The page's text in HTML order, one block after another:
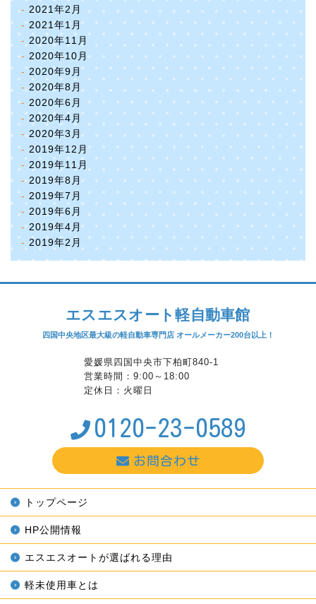
2021年2月
2021年1月
2020年11月
2020年10月
2020年9月
2020年8月
2020年6月
2020年4月
2020年3月
2019年12月
2019年11月
2019年8月
2019年7月
2019年6月
2019年4月
2019年2月
エスエスオート軽自動車館
四国中央地区最大級の軽自動車専門店 オールメーカー200台以上！
愛媛県四国中央市下柏町840-1
営業時間：9:00～18:00
定休日：火曜日
0120-23-0589
お問合わせ
トップページ
HP公開情報
エスエスオートが選ばれる理由
軽未使用車とは